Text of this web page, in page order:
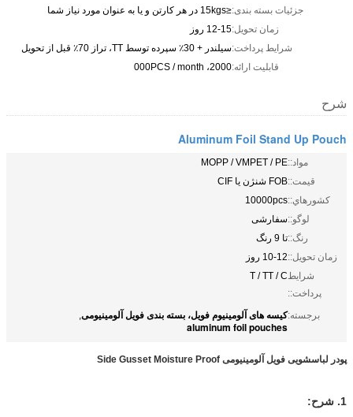
جزئیات بسته بندی:≤15kgs در هر کارتن و یا به عنوان مورد نیاز شما
زمان تحویل:12-15 روز
شرایط پرداخت:سیلندر + 30٪ سپرده توسط TT، تراز 70٪ قبل از تحویل
قابلیت ارائه:2000، 000PCS / month
شرح
Aluminum Foil Stand Up Pouch
مواد::MOPP / VMPET / PE
قیمت::FOB شنژن یا CIF
کشورهاي::10000pcs
لوگو::سفارشی
رنگ::تا 9 رنگ
زمان تحویل::10-12 روز
شرایط
پرداخت::
T / TT / C
برجسته:کیسه های آلومینیوم فویل، بسته بندی فویل آلومینیومی,
aluminum foil pouches
پودر لباسشویی فویل آلومینیومی Side Gusset Moisture Proof
1. شرح: